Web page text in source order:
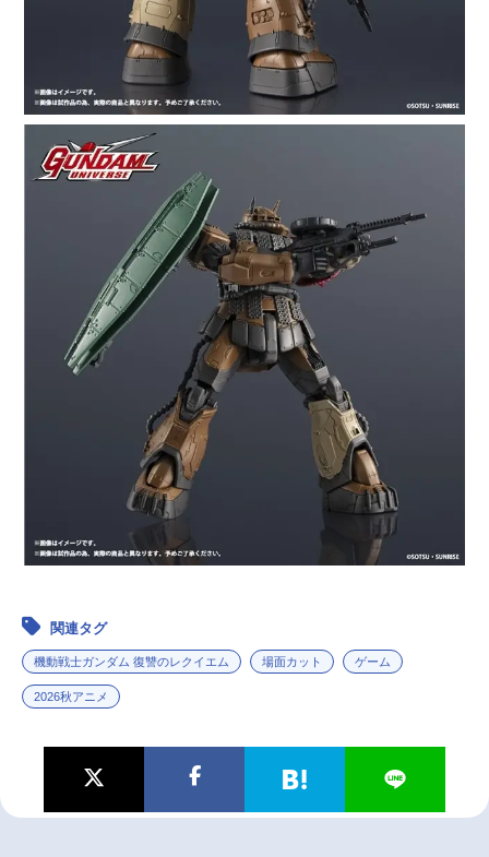
関連タグ
機動戦士ガンダム 復讐のレクイエム 場面カット ゲーム
2026秋アニメ